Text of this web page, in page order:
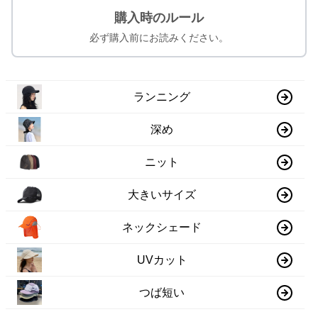
購入時のルール
必ず購入前にお読みください。
ランニング
深め
ニット
大きいサイズ
ネックシェード
UVカット
つば短い